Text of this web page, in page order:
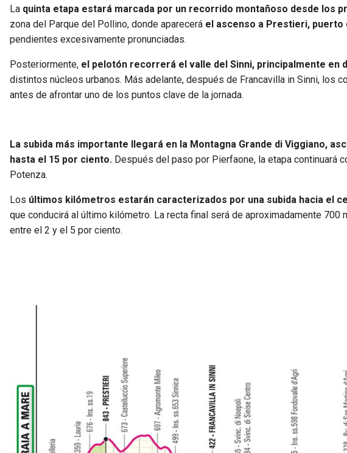
La quinta etapa estará marcada por un recorrido montañoso desde los
zona del Parque del Pollino, donde aparecerá el ascenso a Prestieri, puerto
pendientes excesivamente pronunciadas.
Posteriormente, el pelotón recorrerá el valle del Sinni, principalmente en
distintos núcleos urbanos. Más adelante, después de Francavilla in Sinni, los
antes de afrontar uno de los puntos clave de la jornada.
La subida más importante llegará en la Montagna Grande di Viggiano,
hasta el 15 por ciento. Después del paso por Pierfaone, la etapa continuará
Potenza.
Los últimos kilómetros estarán caracterizados por una subida hacia el
que conducirá al último kilómetro. La recta final será de aproximadamente
entre el 2 y el 5 por ciento.